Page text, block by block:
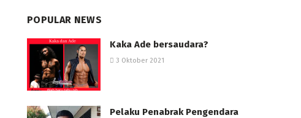
POPULAR NEWS
Kaka Ade bersaudara?
3 Oktober 2021
Pelaku Penabrak Pengendara